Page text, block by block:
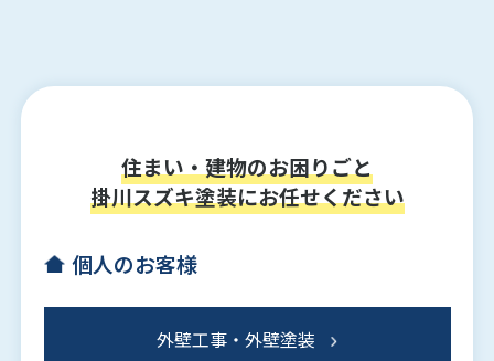
住まい・建物のお困りごと
掛川スズキ塗装にお任せください
個人のお客様
外壁工事・外壁塗装